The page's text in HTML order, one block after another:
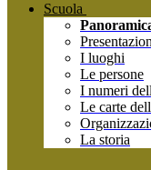
Scuola
I luoghi
Le persone
I numeri
Le carte
La storia